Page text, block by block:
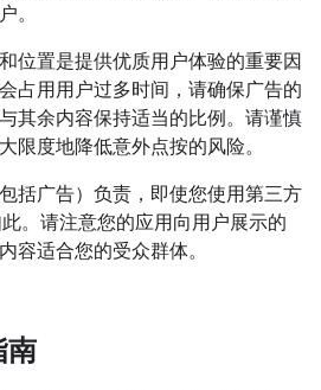
。
位置是提供优质用户体验的重要因
占用用户过多时间，请确保广告的
其余内容保持适当的比例。请谨慎
限度地降低意外点按的风险。
括广告）负责，即使您使用第三方
。请注意您的应用向用户展示的
容适合您的受众群体。
南